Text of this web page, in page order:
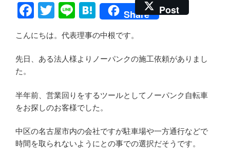
F
c
e
o
o
k
T
tt
er
Li
e
H
at
e
n
Share Post
こんにちは。代表理事の中根です。
先日、ある法人様よりノーパンクの施工依頼がありまし
た。
半年前、営業回りをするツールとしてノーパンク自転車
をお探しのお客様でした。
中区の名古屋市内の会社ですが駐車場や一方通行などで
時間を取られないようにとの事での選択だそうです。